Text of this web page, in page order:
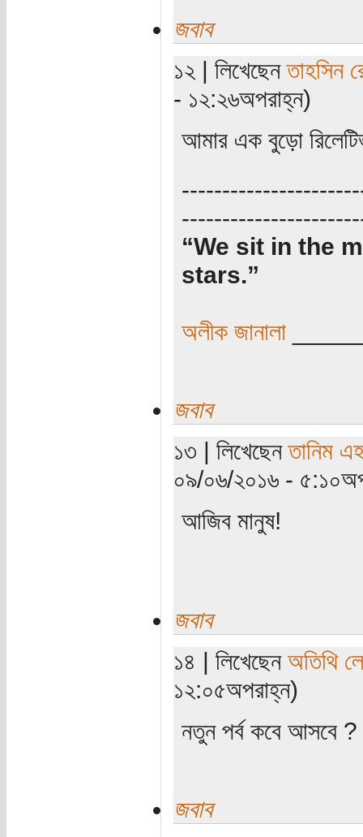
জবাব
১২ | লিখেছেনতাহসিন
- ১২:২৬অপরাহ্ন)
আমার এক বুড়ো
“We sit in the
stars.”
অলীক জানালা
জবাব
১৩ | লিখেছেনতানিম
০৯/০৬/২০১৬ -
আজিব মানুষ!
জবাব
১৪ | লিখেছেন অতিথি
১২:০৫অপরাহ্ন)
নতুন পর্ব কবে আসবে ?
জবাব